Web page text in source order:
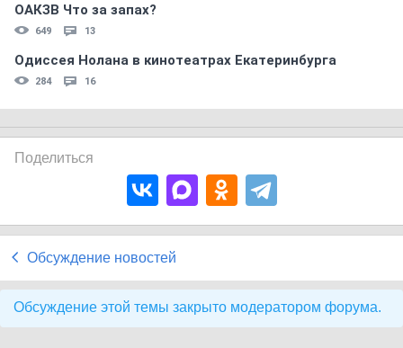
ОАКЗВ Что за запах?
649 13
Одиссея Нолана в кинотеатрах Екатеринбурга
284 16
Поделиться
Обсуждение новостей
Обсуждение этой темы закрыто модератором форума.